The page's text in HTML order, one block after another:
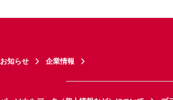
お知らせ 企業情報